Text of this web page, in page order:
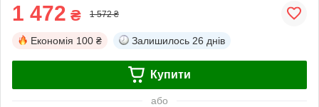
1 472 ₴ 1 572 ₴
Економія 100 ₴ Залишилось 26 днів
Купити
або